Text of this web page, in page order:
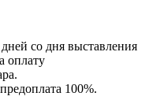
со дня выставления
оплату
100%.